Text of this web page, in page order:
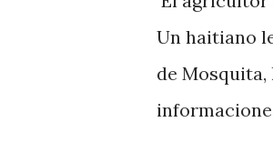
Un haitiano
de Mosquita,